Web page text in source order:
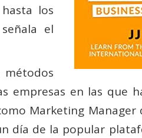
los
el
métodos
empresas en las que
Marketing
día de la popular